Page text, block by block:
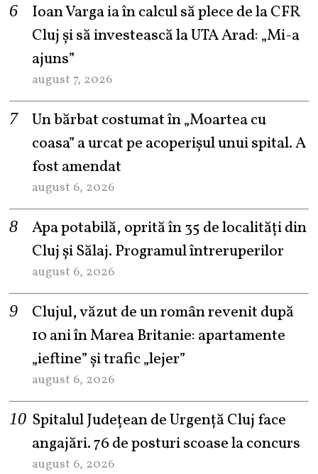
Ioan Varga ia în calcul să plece de la CFR
Cluj și să investească la UTA Arad: „Mi-a
ajuns”
august 7, 2026
Un bărbat costumat în „Moartea cu
coasa” a urcat pe acoperișul unui spital. A
fost amendat
august 6, 2026
Apa potabilă, oprită în 35 de localități din
Cluj și Sălaj. Programul întreruperilor
august 6, 2026
Clujul, văzut de un român revenit după
10 ani în Marea Britanie: apartamente
„ieftine” și trafic „lejer”
august 6, 2026
Spitalul Județean de Urgență Cluj face
angajări. 76 de posturi scoase la concurs
august 6, 2026